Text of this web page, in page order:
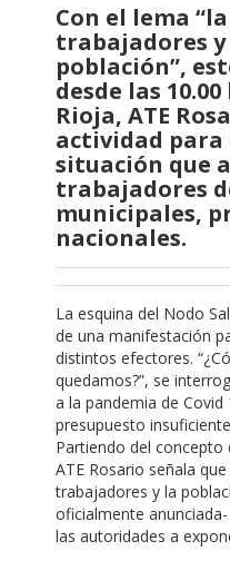
Con el lema
trabajadores y
población”,
desde las
Rioja, ATE
actividad para
situación que
trabajadores
municipales,
nacionales.
La esquina del Nodo
de una manifestación
distintos efectores.
quedamos?”, se
a la pandemia de
presupuesto
Partiendo del
ATE Rosario señala
trabajadores y la
oficialmente
las autoridades a